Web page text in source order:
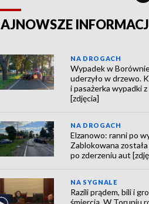
NA DROGACH
Wypadek w
uderzyło w drzewo.
i pasażerka wypadki
[zdjęcia]
NA DROGACH
Elzanowo: ranni po
Zablokowana
po zderzeniu aut
NA SYGNALE
Razili prądem, bili i
śmiercią. W Toruniu